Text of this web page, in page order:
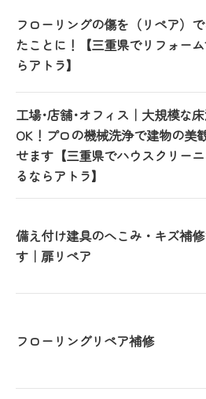
フローリングの傷を（リペア）
たことに！【三重県でリフォー
らアトラ】
工場･店舗･オフィス｜大規模な
OK！プロの機械洗浄で建物の美
せます【三重県でハウスクリー
るならアトラ】
備え付け建具のへこみ・キズ補
す｜扉リペア
フローリングリペア補修